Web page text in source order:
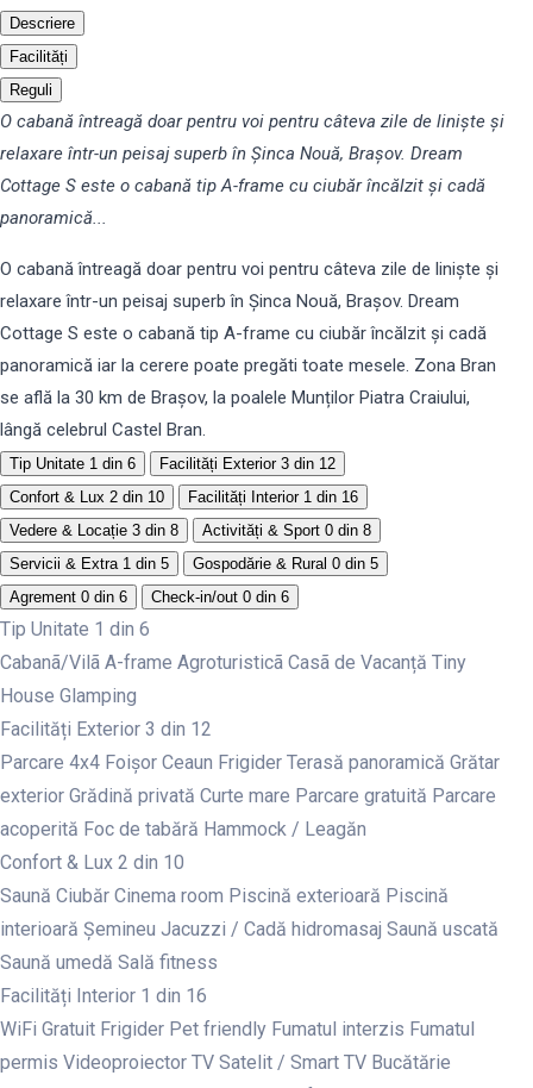
Descriere
Facilități
Reguli
O cabană întreagă doar pentru voi pentru câteva zile de liniște și
relaxare într-un peisaj superb în Șinca Nouă, Brașov. Dream
Cottage S este o cabană tip A-frame cu ciubăr încălzit și cadă
panoramică...
O cabană întreagă doar pentru voi pentru câteva zile de liniște și
relaxare într-un peisaj superb în Șinca Nouă, Brașov. Dream
Cottage S este o cabană tip A-frame cu ciubăr încălzit și cadă
panoramică iar la cerere poate pregăti toate mesele. Zona Bran
se află la 30 km de Brașov, la poalele Munților Piatra Craiului,
lângă celebrul Castel Bran.
Tip Unitate 1 din 6 Facilități Exterior 3 din 12
Confort & Lux 2 din 10 Facilități Interior 1 din 16
Vedere & Locație 3 din 8 Activități & Sport 0 din 8
Servicii & Extra 1 din 5 Gospodărie & Rural 0 din 5
Agrement 0 din 6 Check-in/out 0 din 6
Tip Unitate 1 din 6
Cabanã/Vilã A-frame Agroturisticã Casã de Vacanță Tiny
House Glamping
Facilități Exterior 3 din 12
Parcare 4x4 Foișor Ceaun Frigider Terasă panoramică Grătar
exterior Grădină privată Curte mare Parcare gratuită Parcare
acoperită Foc de tabără Hammock / Leagăn
Confort & Lux 2 din 10
Saună Ciubăr Cinema room Piscină exterioară Piscină
interioară Șemineu Jacuzzi / Cadă hidromasaj Saună uscată
Saună umedă Sală fitness
Facilități Interior 1 din 16
WiFi Gratuit Frigider Pet friendly Fumatul interzis Fumatul
permis Videoproiector TV Satelit / Smart TV Bucătărie